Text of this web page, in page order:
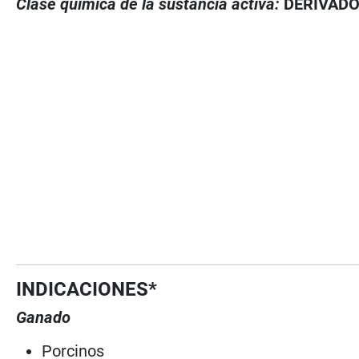
INDICACIONES*
Ganado
Porcinos